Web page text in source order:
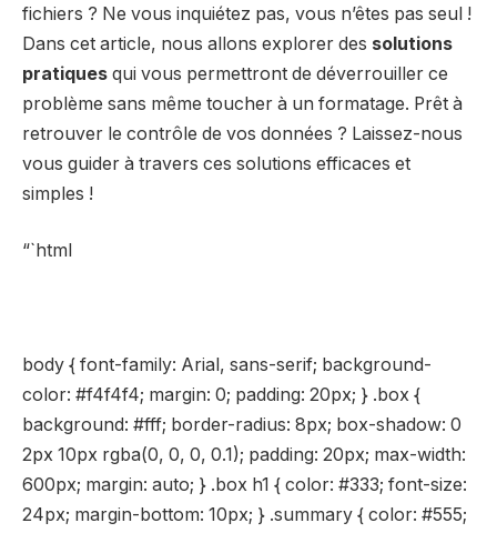
fichiers ? Ne vous inquiétez pas, vous n’êtes pas seul !
Dans cet article, nous allons explorer des solutions
pratiques qui vous permettront de déverrouiller ce
problème sans même toucher à un formatage. Prêt à
retrouver le contrôle de vos données ? Laissez-nous
vous guider à travers ces solutions efficaces et
simples !
“`html
body { font-family: Arial, sans-serif; background-
color: #f4f4f4; margin: 0; padding: 20px; } .box {
background: #fff; border-radius: 8px; box-shadow: 0
2px 10px rgba(0, 0, 0, 0.1); padding: 20px; max-width:
600px; margin: auto; } .box h1 { color: #333; font-size:
24px; margin-bottom: 10px; } .summary { color: #555;